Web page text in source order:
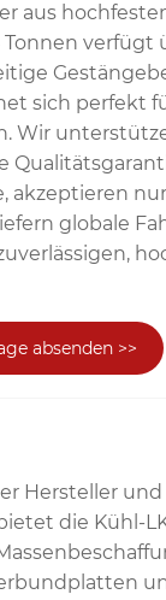
aus
verfügt
sich perfekt
Wir
akzeptieren
globale
absenden >>
Hersteller
die Kühl-